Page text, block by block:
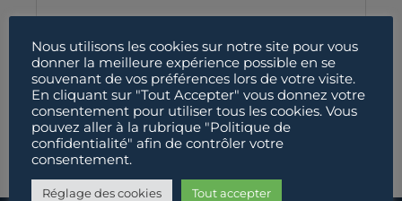
Nous utilisons les cookies sur notre site pour vous
donner la meilleure expérience possible en se
souvenant de vos préférences lors de votre visite.
En cliquant sur "Tout Accepter" vous donnez votre
consentement pour utiliser tous les cookies. Vous
pouvez aller à la rubrique "Politique de
confidentialité" afin de contrôler votre
consentement.
Réglage des cookies Tout accepter